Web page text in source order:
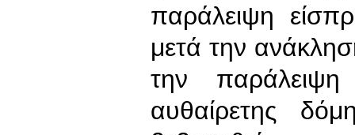
παράλειψη
μετά την
την
αυθαίρετης